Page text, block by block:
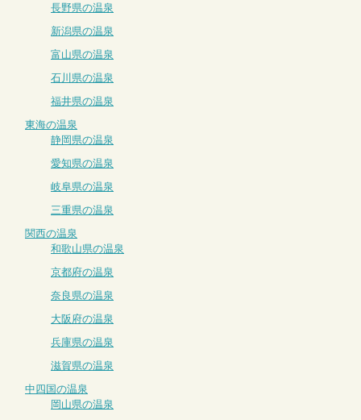
長野県の温泉
新潟県の温泉
富山県の温泉
石川県の温泉
福井県の温泉
東海の温泉
静岡県の温泉
愛知県の温泉
岐阜県の温泉
三重県の温泉
関西の温泉
和歌山県の温泉
京都府の温泉
奈良県の温泉
大阪府の温泉
兵庫県の温泉
滋賀県の温泉
中四国の温泉
岡山県の温泉